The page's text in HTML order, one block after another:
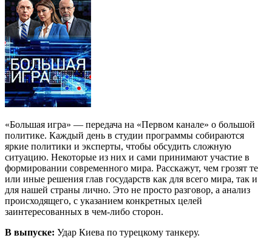
«Большая игра» — передача на «Первом канале» о большой
политике. Каждый день в студии программы собираются
яркие политики и эксперты, чтобы обсудить сложную
ситуацию. Некоторые из них и сами принимают участие в
формировании современного мира. Расскажут, чем грозят те
или иные решения глав государств как для всего мира, так и
для нашей страны лично. Это не просто разговор, а анализ
происходящего, с указанием конкретных целей
заинтересованных в чем-либо сторон.
В выпуске: Удар Киева по турецкому танкеру.